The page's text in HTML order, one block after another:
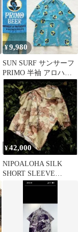
¥9,980
SUN SURF サンサーフ
PRIMO 半袖 アロハシ
ャツ プルオーバー
¥42,000
NIPOALOHA SILK
SHORT SLEEVE
ALOHA SHIRT